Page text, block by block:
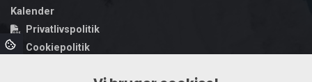
Kalender
Privatlivspolitik
Cookiepolitik